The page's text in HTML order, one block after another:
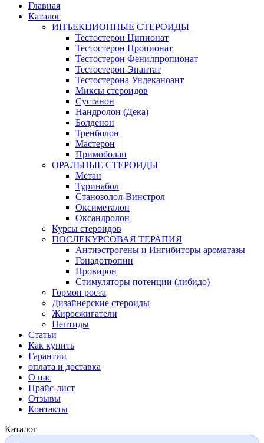
Главная
Каталог
ИНЪЕКЦИОННЫЕ СТЕРОИДЫ
Тестостерон Ципионат
Тестостерон Пропионат
Тестостерон Фенилпропионат
Тестостерон Энантат
Тестостерона Ундеканоант
Миксы стероидов
Сустанон
Нандролон (Дека)
Болденон
Тренболон
Мастерон
Примоболан
ОРАЛЬНЫЕ СТЕРОИДЫ
Метан
Туринабол
Станозолол-Винстрол
Оксиметалон
Оксандролон
Курсы стероидов
ПОСЛЕКУРСОВАЯ ТЕРАПИЯ
Антиэстрогены и Ингибиторы ароматазы
Гонадотропин
Провирон
Стимуляторы потенции (либидо)
Гормон роста
Дизайнерские стероиды
Жиросжигатели
Пептиды
Статьи
Как купить
Гарантии
оплата и доставка
О нас
Прайс-лист
Отзывы
Контакты
Каталог